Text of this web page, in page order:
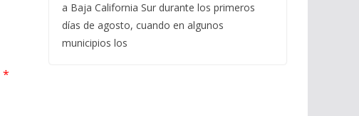
*
a Baja California Sur durante los primeros
días de agosto, cuando en algunos
municipios los